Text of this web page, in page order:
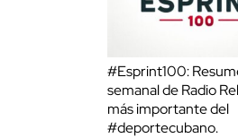
#Esprint100:
semanal de Radio
más importante del
#deportecubano.